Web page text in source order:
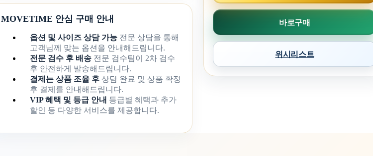
MOVETIME 안심 구매 안내
옵션 및 사이즈 상담 가능 전문 상담을 통해
고객님께 맞는 옵션을 안내해드립니다.
전문 검수 후 배송 전문 검수팀이 2차 검수
후 안전하게 발송해드립니다.
결제는 상품 조율 후 상담 완료 및 상품 확정
후 결제를 안내해드립니다.
VIP 혜택 및 등급 안내 등급별 혜택과 추가
할인 등 다양한 서비스를 제공합니다.
바로구매
위시리스트